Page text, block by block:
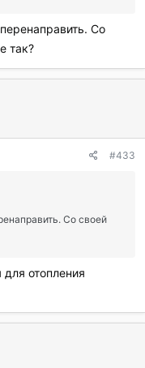
Со
так?
#433
Со своей
для отопления